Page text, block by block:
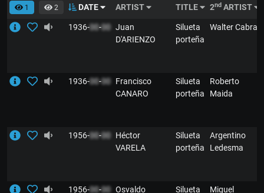
1 2 DATE ARTIST TITLE 2nd ARTIST
1936-00-00 Juan
D'ARIENZO
Silueta
porteña
Walter Cabral
1936-00-00
Francisco
CANARO
Silueta
porteña
Roberto
Maida
1956-00-00
Héctor
VARELA
Silueta
porteña
Argentino
Ledesma
1956-00-00 Osvaldo
Silueta
Miguel